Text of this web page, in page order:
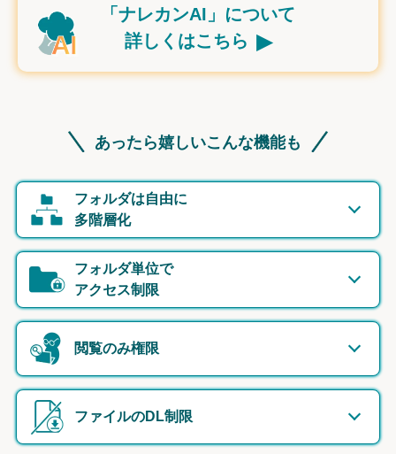
「ナレカンAI」について
詳しくはこちら ▸
あったら嬉しいこんな機能も
フォルダは自由に
多階層化
フォルダ単位で
アクセス制限
閲覧のみ権限
ファイルのDL制限